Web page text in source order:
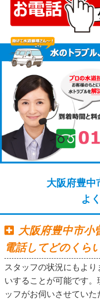
大阪府豊中
よ
大阪府豊中市小
電話してどのくら
スタッフの状況にもよ
いすることが可能です
ッフがお伺いさせていた